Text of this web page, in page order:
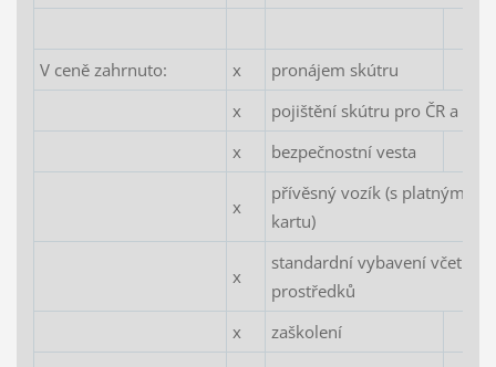
V ceně zahrnuto: x
pronájem skútru
x
pojištění skútru pro ČR a
x
bezpečnostní vesta
x
přívěsný vozík (s platným
kartu)
x
standardní vybavení včetně
prostředků
x
zaškolení